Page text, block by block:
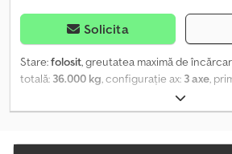
Solicita
Stare:folosit, greutatea maximă de
totală: 36.000 kg, configurație ax: 3 axe,
, Schmitz SCS24
prelată culisantă + acoperiș Edscha +
ABS. Credpfxey Uf Dwj Angof Sarcină utilă: